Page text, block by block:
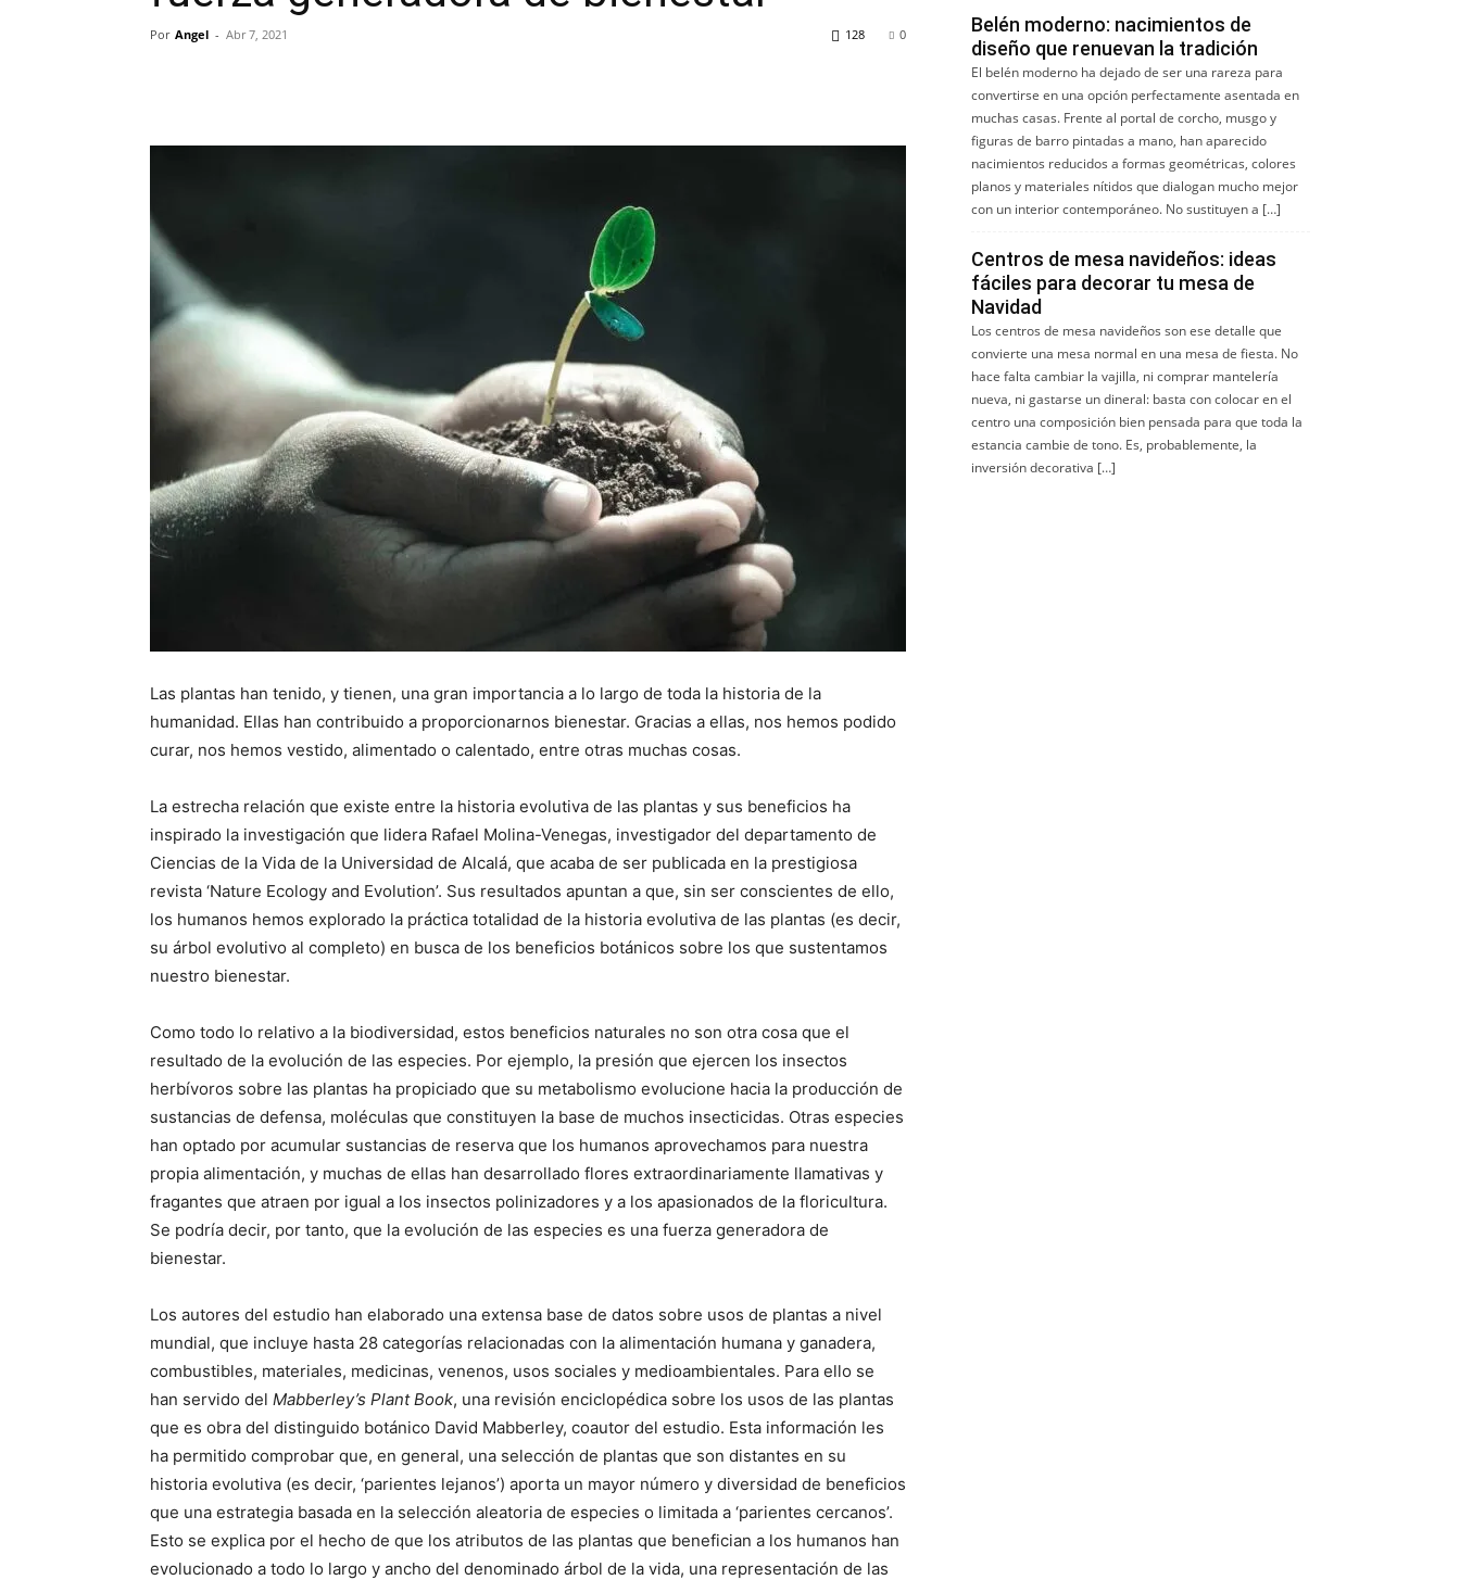
Por Angel - Abr 7, 2021 0
128
Las plantas han tenido, y tienen, una gran importancia a lo largo de toda la historia de la
humanidad. Ellas han contribuido a proporcionarnos bienestar. Gracias a ellas, nos hemos podido
curar, nos hemos vestido, alimentado o calentado, entre otras muchas cosas.
La estrecha relación que existe entre la historia evolutiva de las plantas y sus beneficios ha
inspirado la investigación que lidera Rafael Molina-Venegas, investigador del departamento de
Ciencias de la Vida de la Universidad de Alcalá, que acaba de ser publicada en la prestigiosa
revista ‘Nature Ecology and Evolution’. Sus resultados apuntan a que, sin ser conscientes de ello,
los humanos hemos explorado la práctica totalidad de la historia evolutiva de las plantas (es decir,
su árbol evolutivo al completo) en busca de los beneficios botánicos sobre los que sustentamos
nuestro bienestar.
Como todo lo relativo a la biodiversidad, estos beneficios naturales no son otra cosa que el
resultado de la evolución de las especies. Por ejemplo, la presión que ejercen los insectos
herbívoros sobre las plantas ha propiciado que su metabolismo evolucione hacia la producción de
sustancias de defensa, moléculas que constituyen la base de muchos insecticidas. Otras especies
han optado por acumular sustancias de reserva que los humanos aprovechamos para nuestra
propia alimentación, y muchas de ellas han desarrollado flores extraordinariamente llamativas y
fragantes que atraen por igual a los insectos polinizadores y a los apasionados de la floricultura.
Se podría decir, por tanto, que la evolución de las especies es una fuerza generadora de
bienestar.
Los autores del estudio han elaborado una extensa base de datos sobre usos de plantas a nivel
mundial, que incluye hasta 28 categorías relacionadas con la alimentación humana y ganadera,
combustibles, materiales, medicinas, venenos, usos sociales y medioambientales. Para ello se
han servido del Mabberley’s Plant Book, una revisión enciclopédica sobre los usos de las plantas
que es obra del distinguido botánico David Mabberley, coautor del estudio. Esta información les
ha permitido comprobar que, en general, una selección de plantas que son distantes en su
historia evolutiva (es decir, ‘parientes lejanos’) aporta un mayor número y diversidad de beneficios
que una estrategia basada en la selección aleatoria de especies o limitada a ‘parientes cercanos’.
Esto se explica por el hecho de que los atributos de las plantas que benefician a los humanos han
evolucionado a todo lo largo y ancho del denominado árbol de la vida, una representación de las
Belén moderno: nacimientos de
diseño que renuevan la tradición
El belén moderno ha dejado de ser una rareza para
convertirse en una opción perfectamente asentada en
muchas casas. Frente al portal de corcho, musgo y
figuras de barro pintadas a mano, han aparecido
nacimientos reducidos a formas geométricas, colores
planos y materiales nítidos que dialogan mucho mejor
con un interior contemporáneo. No sustituyen a […]
Centros de mesa navideños: ideas
fáciles para decorar tu mesa de
Navidad
Los centros de mesa navideños son ese detalle que
convierte una mesa normal en una mesa de fiesta. No
hace falta cambiar la vajilla, ni comprar mantelería
nueva, ni gastarse un dineral: basta con colocar en el
centro una composición bien pensada para que toda la
estancia cambie de tono. Es, probablemente, la
inversión decorativa […]